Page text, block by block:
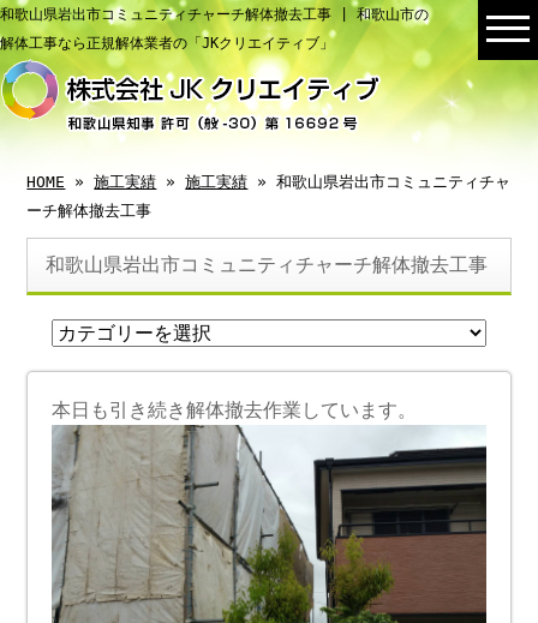
和歌山県岩出市コミュニティチャーチ解体撤去工事 | 和歌山市の
解体工事なら正規解体業者の「JKクリエイティブ」
HOME »施工実績 »施工実績 » 和歌山県岩出市コミュニティチャ
ーチ解体撤去工事
和歌山県岩出市コミュニティチャーチ解体撤去工事
本日も引き続き解体撤去作業しています。